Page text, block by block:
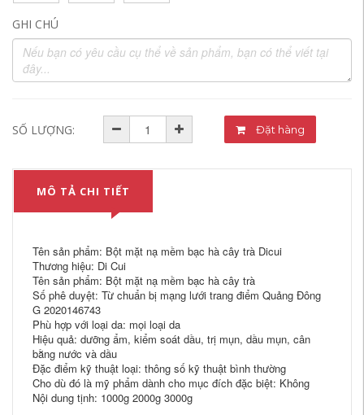
GHI CHÚ
SỐ LƯỢNG: Đặt hàng
MÔ TẢ CHI TIẾT
Tên sản phẩm: Bột mặt nạ mềm bạc hà cây trà Dicui
Thương hiệu: Di Cui
Tên sản phẩm: Bột mặt nạ mềm bạc hà cây trà
Số phê duyệt: Từ chuẩn bị mạng lưới trang điểm Quảng Đông
G 2020146743
Phù hợp với loại da: mọi loại da
Hiệu quả: dưỡng ẩm, kiểm soát dầu, trị mụn, dầu mụn, cân
bằng nước và dầu
Đặc điểm kỹ thuật loại: thông số kỹ thuật bình thường
Cho dù đó là mỹ phẩm dành cho mục đích đặc biệt: Không
Nội dung tịnh: 1000g 2000g 3000g